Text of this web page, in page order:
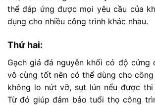
thể đáp ứng được mọi yêu cầu của
dụng cho nhiều công trình khác nhau.
Thứ hai:
Gạch giả đá nguyên khối có độ cứng
vô cùng tốt nên có thể dùng cho
không lo nứt vỡ, sụt lún nếu được thi
Từ đó giúp đảm bảo tuổi thọ công